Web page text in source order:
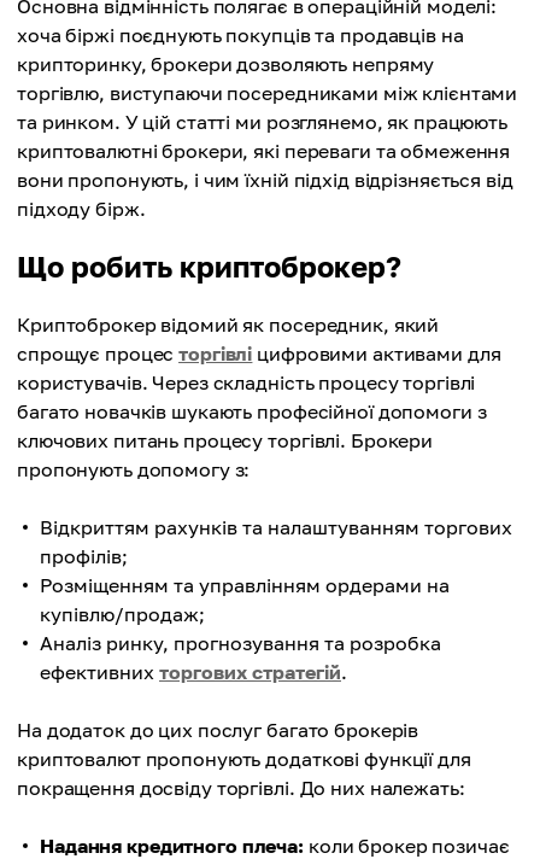
Основна відмінність полягає в операційній моделі:
хоча біржі поєднують покупців та продавців на
крипторинку, брокери дозволяють непряму
торгівлю, виступаючи посередниками між клієнтами
та ринком. У цій статті ми розглянемо, як працюють
криптовалютні брокери, які переваги та обмеження
вони пропонують, і чим їхній підхід відрізняється від
підходу бірж.
Що робить криптоброкер?
Криптоброкер відомий як посередник, який
спрощує процесторгівлі цифровими активами для
користувачів. Через складність процесу торгівлі
багато новачків шукають професійної допомоги з
ключових питань процесу торгівлі. Брокери
пропонують допомогу з:
Відкриттям рахунків та налаштуванням торгових
профілів;
Розміщенням та управлінням ордерами на
купівлю/продаж;
Аналіз ринку, прогнозування та розробка
ефективних торгових стратегій.
На додаток до цих послуг багато брокерів
криптовалют пропонують додаткові функції для
покращення досвіду торгівлі. До них належать:
Надання кредитного плеча: коли брокер позичає